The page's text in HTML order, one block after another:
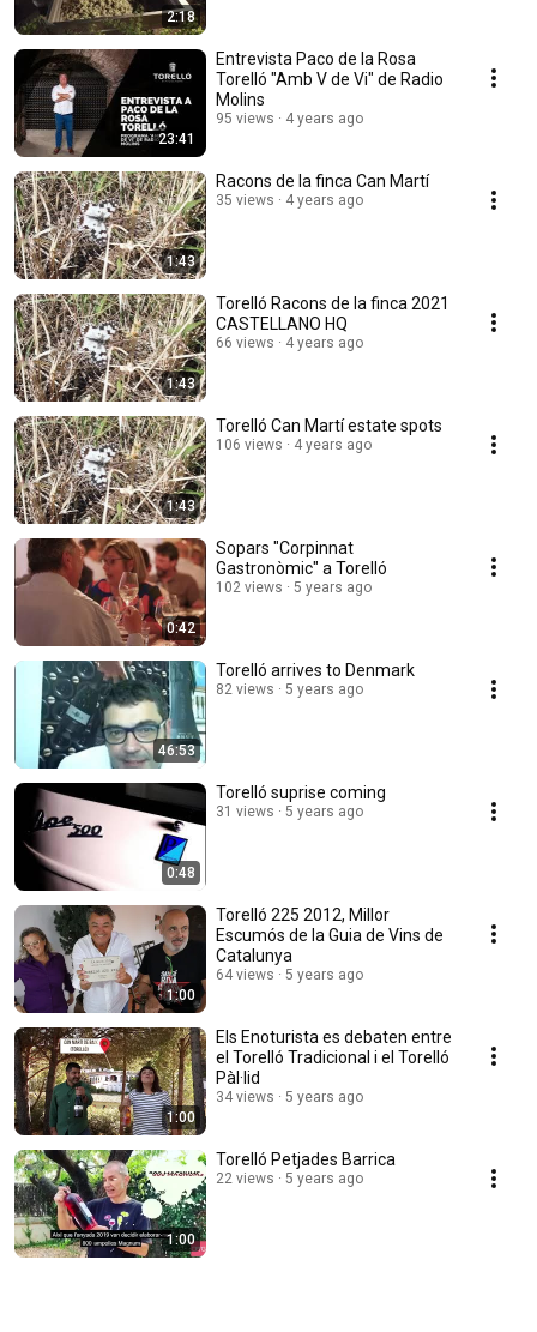
2:18
23:41
Entrevista Paco de la Rosa
Torelló "Amb V de Vi" de Radio
Molins
95 views 4 years ago
1:43
Racons de la finca Can Martí
35 views 4 years ago
1:43
Torelló Racons de la finca 2021
CASTELLANO HQ
66 views 4 years ago
1:43
Torelló Can Martí estate spots
106 views 4 years ago
0:42
Sopars "Corpinnat
Gastronòmic" a Torelló
102 views 5 years ago
46:53
Torelló arrives to Denmark
82 views 5 years ago
0:48
Torelló suprise coming
31 views 5 years ago
1:00
Torelló 225 2012, Millor
Escumós de la Guia de Vins de
Catalunya
64 views 5 years ago
1:00
Els Enoturista es debaten entre
el Torelló Tradicional i el Torelló
Pàl·lid
34 views 5 years ago
1:00
Torelló Petjades Barrica
22 views 5 years ago